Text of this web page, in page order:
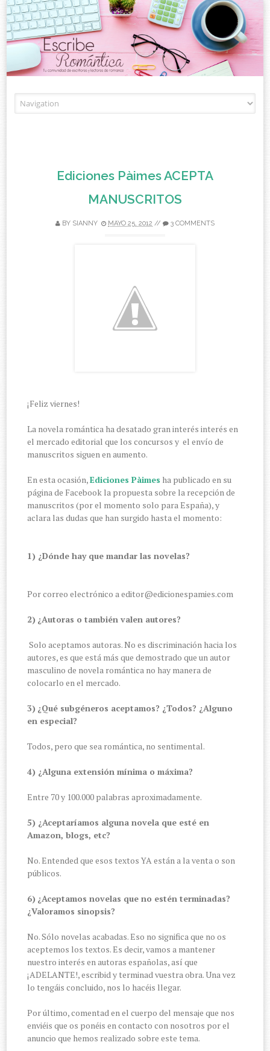
Ediciones Pàimes ACEPTA
MANUSCRITOS
BY SIANNY MAYO 25, 2012 // 3 COMMENTS
¡Feliz viernes!
La novela romántica ha desatado gran interés interés en
el mercado editorial que los concursos y el envío de
manuscritos siguen en aumento.
En esta ocasión,Ediciones Pàimes ha publicado en su
página de Facebook la propuesta sobre la recepción de
manuscritos (por el momento solo para España), y
aclara las dudas que han surgido hasta el momento:
1) ¿Dónde hay que mandar las novelas?
Por correo electrónico a editor@edicionespamies.com
2) ¿Autoras o también valen autores?
Solo aceptamos autoras. No es discriminación hacia los
autores, es que está más que demostrado que un autor
masculino de novela romántica no hay manera de
colocarlo en el mercado.
3) ¿Qué subgéneros aceptamos? ¿Todos? ¿Alguno
en especial?
Todos, pero que sea romántica, no sentimental.
4) ¿Alguna extensión mínima o máxima?
Entre 70 y 100.000 palabras aproximadamente.
5) ¿Aceptaríamos alguna novela que esté en
Amazon, blogs, etc?
No. Entended que esos textos YA están a la venta o son
públicos.
6) ¿Aceptamos novelas que no estén terminadas?
¿Valoramos sinopsis?
No. Sólo novelas acabadas. Eso no significa que no os
aceptemos los textos. Es decir, vamos a mantener
nuestro interés en autoras españolas, así que
¡ADELANTE!, escribid y terminad vuestra obra. Una vez
lo tengáis concluido, nos lo hacéis llegar.
Por último, comentad en el cuerpo del mensaje que nos
enviéis que os ponéis en contacto con nosotros por el
anuncio que hemos realizado sobre este tema.